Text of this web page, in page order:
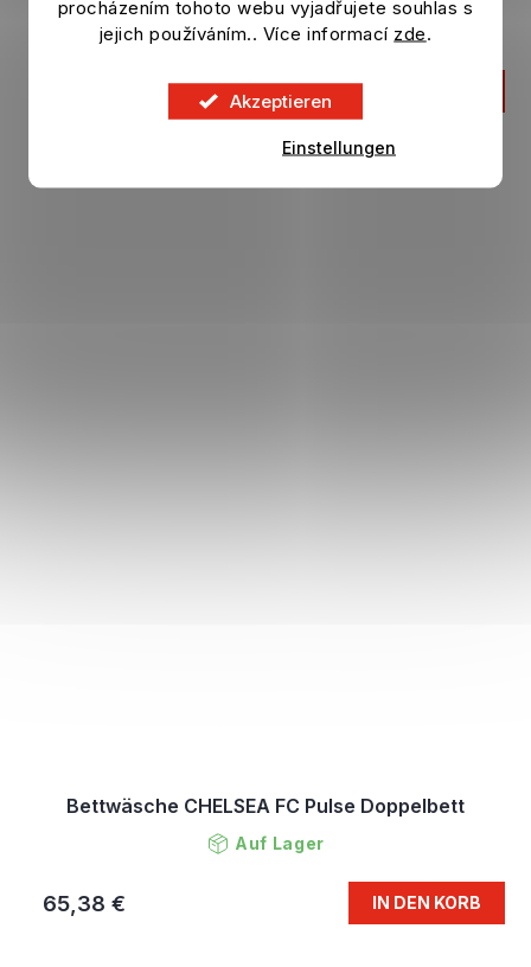
procházením tohoto webu vyjadřujete souhlas s
jejich používáním.. Více informací zde.
Akzeptieren
Einstellungen
Auf Lager
Bettwäsche CHELSEA FC Pulse Doppelbett
Auf Lager
65,38 € IN DEN KORB